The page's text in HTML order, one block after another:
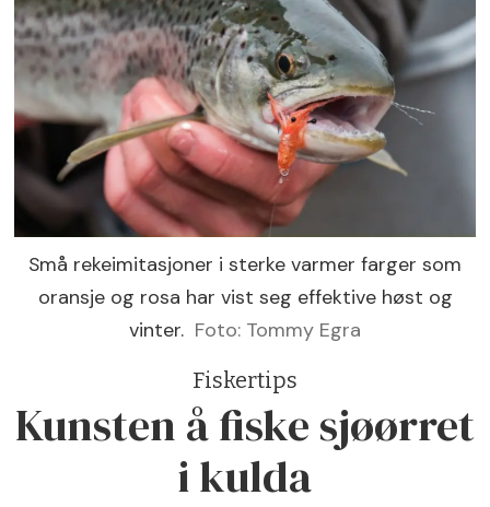
Små rekeimitasjoner i sterke varmer farger som
oransje og rosa har vist seg effektive høst og
vinter. Foto: Tommy Egra
Fiskertips
Kunsten å fiske sjøørret
i kulda